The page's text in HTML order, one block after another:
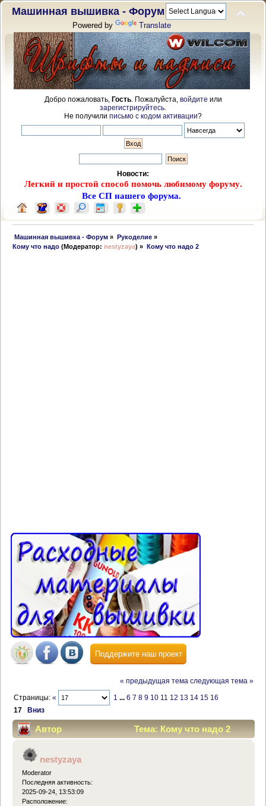
Машинная вышивка - Форум
Powered by Translate
Добро пожаловать, Гость. Пожалуйста, войдите или
зарегистрируйтесь
Не получили письмо с кодом активации?
Новости:
Легкий и простой способ помочь любимому форуму.
Все СП нашего форума.
Машинная вышивка - Форум » Рукоделие»
Кому что надо (Модератор:nestyzaya) » Кому что надо 2
Поддержите наш проект
« предыдущая тема следующая тема »
Страницы:« 1 ...6 7 8 9 10 11 12 13 14 15 16
17
Вниз
Автор
Тема: Кому что надо 2
(Прочитано 451649 раз)
nestyzaya
Moderator
Последняя активность:
2025-09-24, 13:53:09
Расположение: